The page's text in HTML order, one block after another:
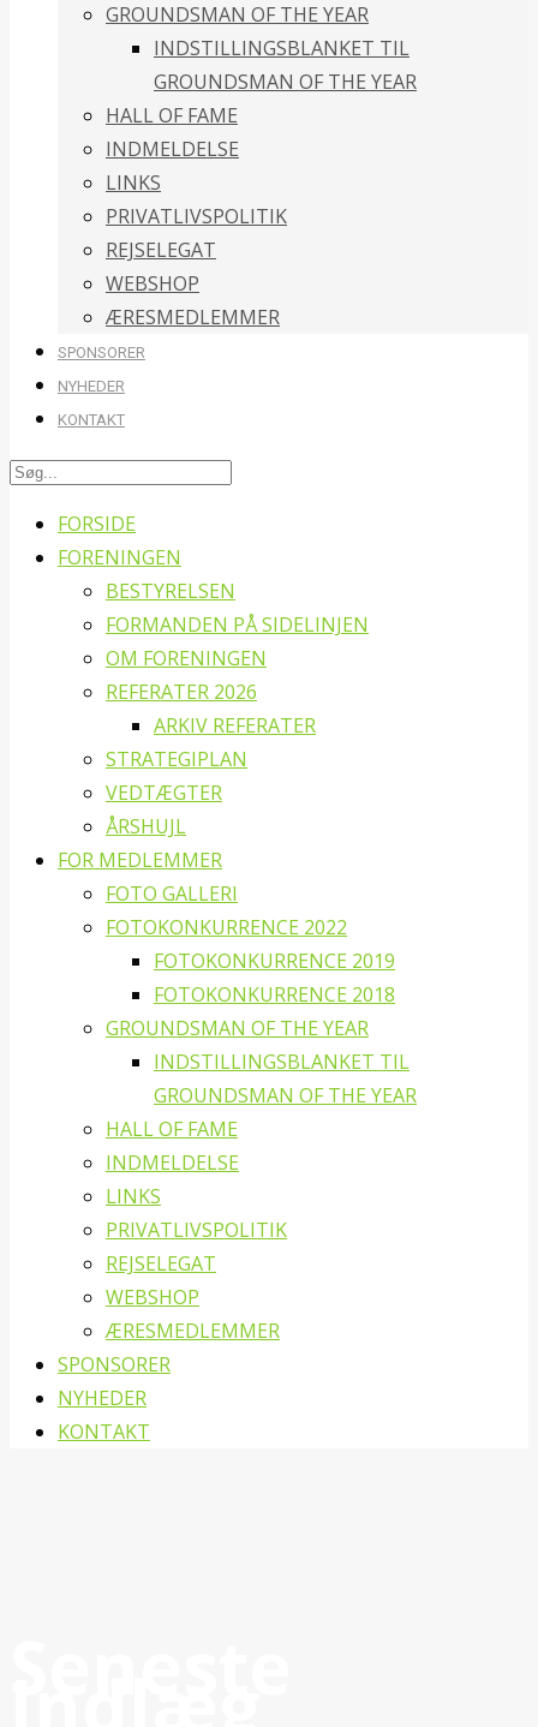
GROUNDSMAN OF THE YEAR
INDSTILLINGSBLANKET TIL
GROUNDSMAN OF THE YEAR
HALL OF FAME
INDMELDELSE
LINKS
PRIVATLIVSPOLITIK
REJSELEGAT
WEBSHOP
ÆRESMEDLEMMER
SPONSORER
NYHEDER
KONTAKT
FORSIDE
FORENINGEN
BESTYRELSEN
FORMANDEN PÅ SIDELINJEN
OM FORENINGEN
REFERATER 2026
ARKIV REFERATER
STRATEGIPLAN
VEDTÆGTER
ÅRSHUJL
FOR MEDLEMMER
FOTO GALLERI
FOTOKONKURRENCE 2022
FOTOKONKURRENCE 2019
FOTOKONKURRENCE 2018
GROUNDSMAN OF THE YEAR
INDSTILLINGSBLANKET TIL
GROUNDSMAN OF THE YEAR
HALL OF FAME
INDMELDELSE
LINKS
PRIVATLIVSPOLITIK
REJSELEGAT
WEBSHOP
ÆRESMEDLEMMER
SPONSORER
NYHEDER
KONTAKT